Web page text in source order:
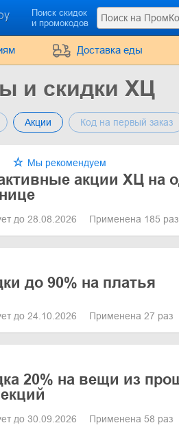
Поиск скидок
и промокодов
Доставка еды
и скидки ХЦ
Акции Код на первый заказ
Мы рекомендуем
акции ХЦ на
до 28.08.2026 Применена 185 раз
до 90% на платья
до 24.10.2026 Применена 27 раз
20% на вещи из
до 30.09.2026 Применена 58 раз